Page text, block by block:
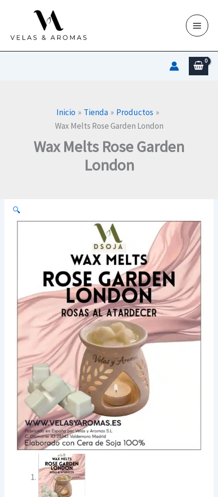
contenido
Inicio Tienda
Productos
Wax Melts Rose Garden London
Wax Melts Rose Garden
London
🔍